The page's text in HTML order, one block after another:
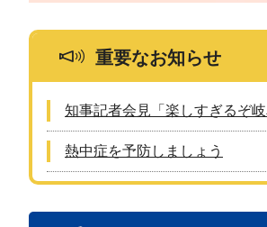
重要なお知らせ
知事記者会見「楽しすぎるぞ
熱中症を予防しましょう